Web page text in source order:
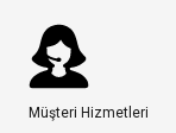
Müşteri Hizmetleri